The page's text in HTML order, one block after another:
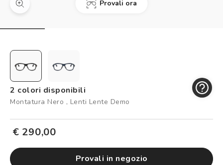
Prenota un test della vista gratuito
Controllo visivo
Carta fedeltà
Logout
Provali ora
2 colori disponibili
Montatura Nero , Lenti Lente Demo
€ 290,00
provali in negozio